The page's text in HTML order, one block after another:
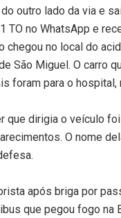
outro lado da via e
TO no WhatsApp e
chegou no local do
São Miguel. O carro
foram para o
que dirigia o veículo
O nome
após briga por
que pegou fogo na